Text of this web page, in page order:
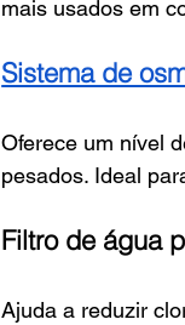
mais usados em
Sistema de
Oferece um nível
pesados. Ideal
Filtro de água
Ajuda a reduzir